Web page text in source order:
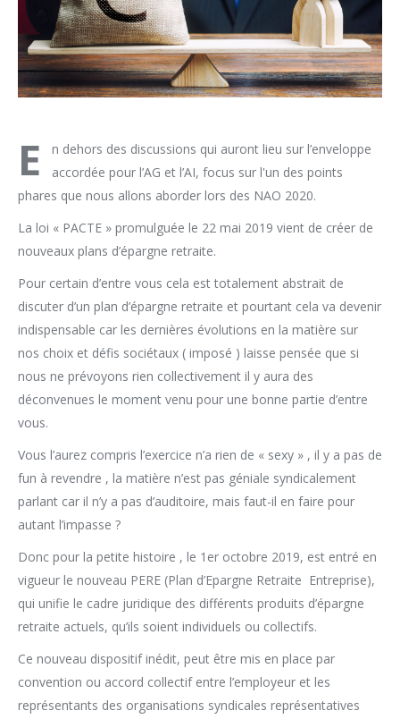
E
n dehors des discussions qui auront lieu sur l’enveloppe
accordée pour l’AG et l’AI, focus sur l'un des points
phares que nous allons aborder lors des NAO 2020.
La loi « PACTE » promulguée le 22 mai 2019 vient de créer de
nouveaux plans d’épargne retraite.
Pour certain d’entre vous cela est totalement abstrait de
discuter d’un plan d’épargne retraite et pourtant cela va devenir
indispensable car les dernières évolutions en la matière sur
nos choix et défis sociétaux ( imposé ) laisse pensée que si
nous ne prévoyons rien collectivement il y aura des
déconvenues le moment venu pour une bonne partie d’entre
vous.
Vous l’aurez compris l’exercice n’a rien de « sexy » , il y a pas de
fun à revendre , la matière n’est pas géniale syndicalement
parlant car il n’y a pas d’auditoire, mais faut-il en faire pour
autant l’impasse ?
Donc pour la petite histoire , le 1er octobre 2019, est entré en
vigueur le nouveau PERE (Plan d’Epargne Retraite Entreprise),
qui unifie le cadre juridique des différents produits d’épargne
retraite actuels, qu’ils soient individuels ou collectifs.
Ce nouveau dispositif inédit, peut être mis en place par
convention ou accord collectif entre l’employeur et les
représentants des organisations syndicales représentatives